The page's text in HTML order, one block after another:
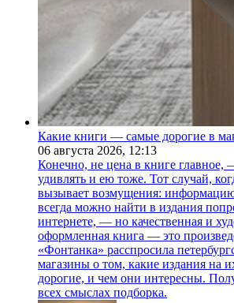
Какие книги — самые дорогие в
06 августа 2026, 12:13
Конечно, не цена в книге
удивлять и ею тоже. Тот случай,
вызывает возмущения:
всегда можно найти в издания
интернете, — но качественная и
оформленная книга — это
«Фонтанка» расспросила
магазины о том, какие издания на
дорогие, и чем они интересны.
всех смыслах подборка.